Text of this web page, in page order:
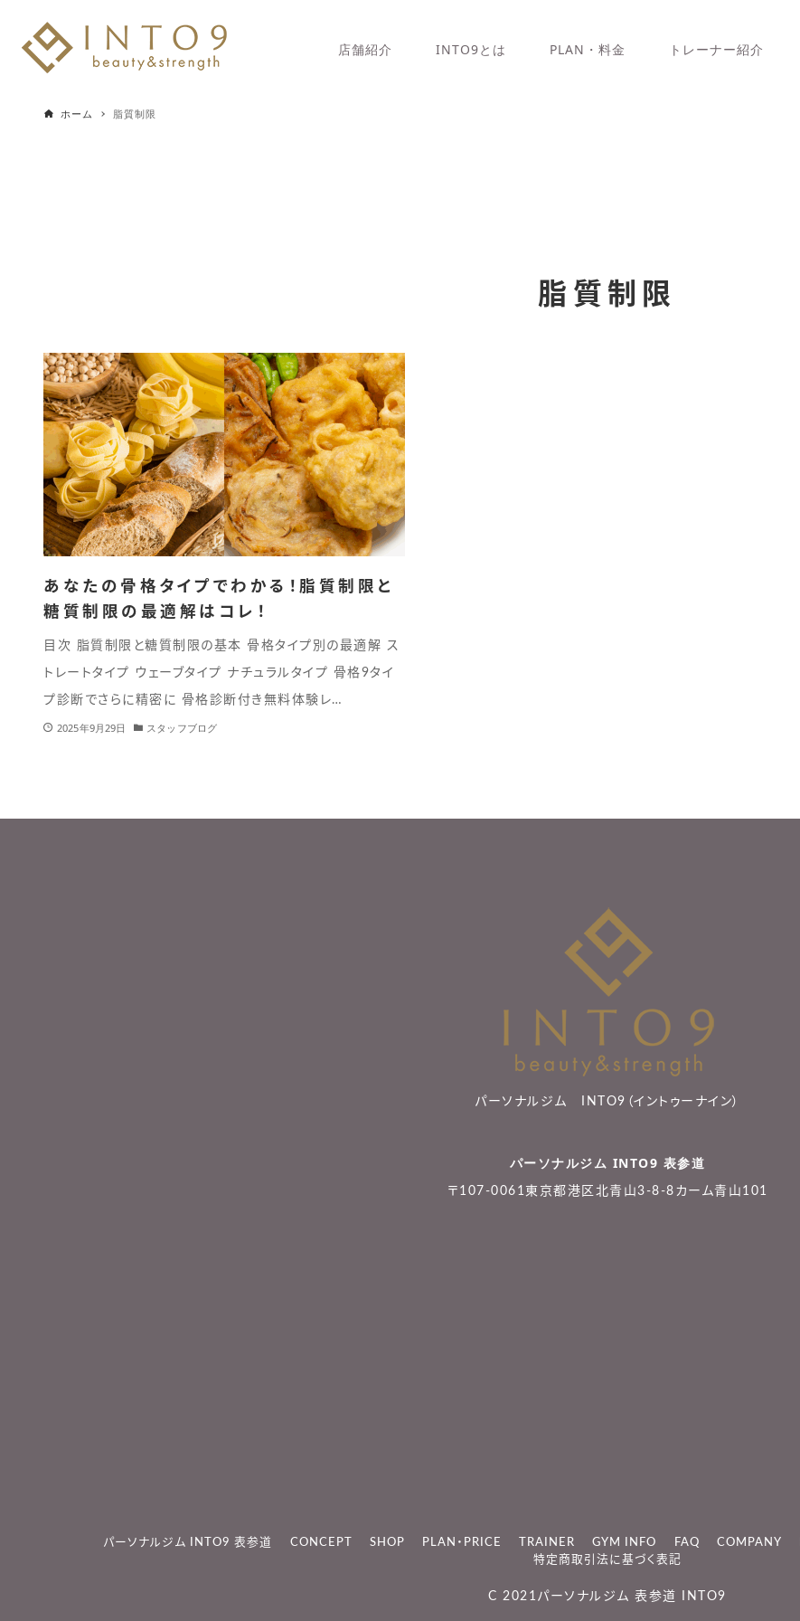
店舗紹介 INTO9とは PLAN・料金 トレーナー紹介
ホーム 脂質制限
脂質制限
あなたの骨格タイプでわかる！脂質制限と
糖質制限の最適解はコレ！
目次 脂質制限と糖質制限の基本 骨格タイプ別の最適解 ス
トレートタイプ ウェーブタイプ ナチュラルタイプ 骨格9タイ
プ診断でさらに精密に 骨格診断付き無料体験レ…
2025年9月29日 スタッフブログ
パーソナルジム INTO9（イントゥーナイン）
パーソナルジム INTO9 表参道
〒107-0061東京都港区北青山3-8-8カーム青山101
パーソナルジム INTO9 表参道 CONCEPT SHOP PLAN・PRICE TRAINER GYM INFO FAQ COMPANY
特定商取引法に基づく表記
C 2021 パーソナルジム 表参道 INTO9